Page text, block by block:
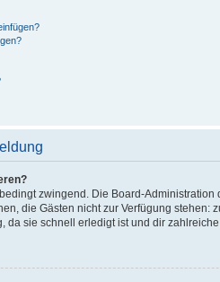
zwingend. Die Board-
die Gästen nicht zur Verfügung
da sie schnell erledigt ist und dir zahlreiche